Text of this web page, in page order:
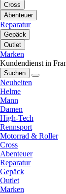
Cross
Abenteuer
Reparatur
Gepäck
Outlet
Marken
Kundendienst in
Suchen
Neuheiten
Helme
Mann
Damen
High-Tech
Rennsport
Motorrad & Roller
Cross
Abenteuer
Reparatur
Gepäck
Outlet
Marken